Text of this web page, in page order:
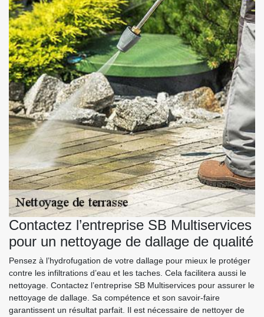
Contactez l’entreprise SB Multiservices
pour un nettoyage de dallage de qualité
Pensez à l’hydrofugation de votre dallage pour mieux le protéger
contre les infiltrations d’eau et les taches. Cela facilitera aussi le
nettoyage. Contactez l’entreprise SB Multiservices pour assurer le
nettoyage de dallage. Sa compétence et son savoir-faire
garantissent un résultat parfait. Il est nécessaire de nettoyer de